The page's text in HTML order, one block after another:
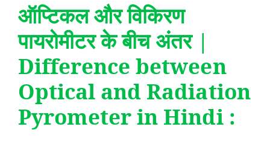
ऑप्टिकल और विकिरण
पायरोमीटर के बीच अंतर|
Difference between
Optical and Radiation
Pyrometer in Hindi :